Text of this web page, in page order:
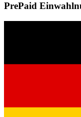
PrePaid